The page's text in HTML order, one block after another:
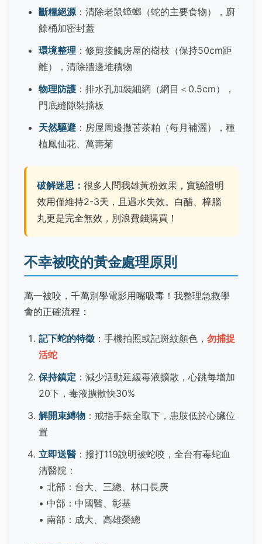
斷糧絕源：清除老鼠蟑螂（蛇的主要食物），廚
餘桶加密封蓋
環境整理 ：修剪接觸房屋的樹枝（保持50cm距
離），清除牆邊堆積物
物理防護 ：排水孔加裝細網（網目＜0.5cm），
門底縫隙裝擋板
天然驅避 ：房屋周邊撒苦茶粕（每月補灑），種
植鳳仙花、萬壽菊
破解迷思： 很多人問我雄黃粉效果，實驗證明
效用僅維持2-3天，且遇水失效。白醋、樟腦
丸更是完全無效，別浪費錢購買！
不幸被咬的黃金處理原則
萬一被咬，千萬別學電影用嘴吸毒！我整理急救學
會的正確流程：
記下蛇的特徵 ：手機拍照或記斑紋顏色， 勿捕捉
活蛇
保持鎮定 ：減少活動延緩毒液擴散，心跳每增加
20下，毒液擴散快30%
解開束縛物 ：戒指手錶全取下，患肢低於心臟位
置
立即送醫 ：撥打119說明被蛇咬，全台有毒蛇血
清醫院：
• 北部：台大、三總、林口長庚
• 中部：中國醫、彰基
• 南部：成大、高雄榮總